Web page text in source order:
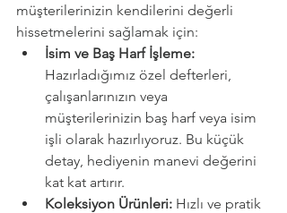
müşterilerinizin kendilerini değerli
hissetmelerini sağlamak için:
İsim ve Baş Harf İşleme:
Hazırladığımız özel defterleri,
çalışanlarınızın veya
müşterilerinizin baş harf veya isim
işli olarak hazırlıyoruz. Bu küçük
detay, hediyenin manevi değerini
kat kat artırır.
Koleksiyon Ürünleri: Hızlı ve pratik